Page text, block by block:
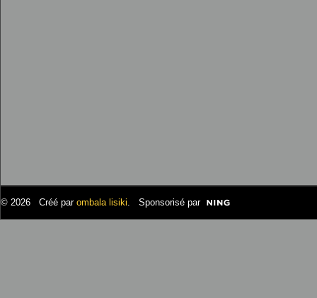
© 2026 Créé par ombala lisiki. Sponsorisé par